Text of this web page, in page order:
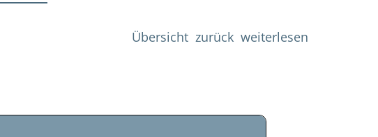
Übersicht zurück weiterlesen